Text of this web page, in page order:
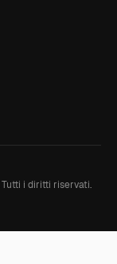
Tutti i diritti riservati.